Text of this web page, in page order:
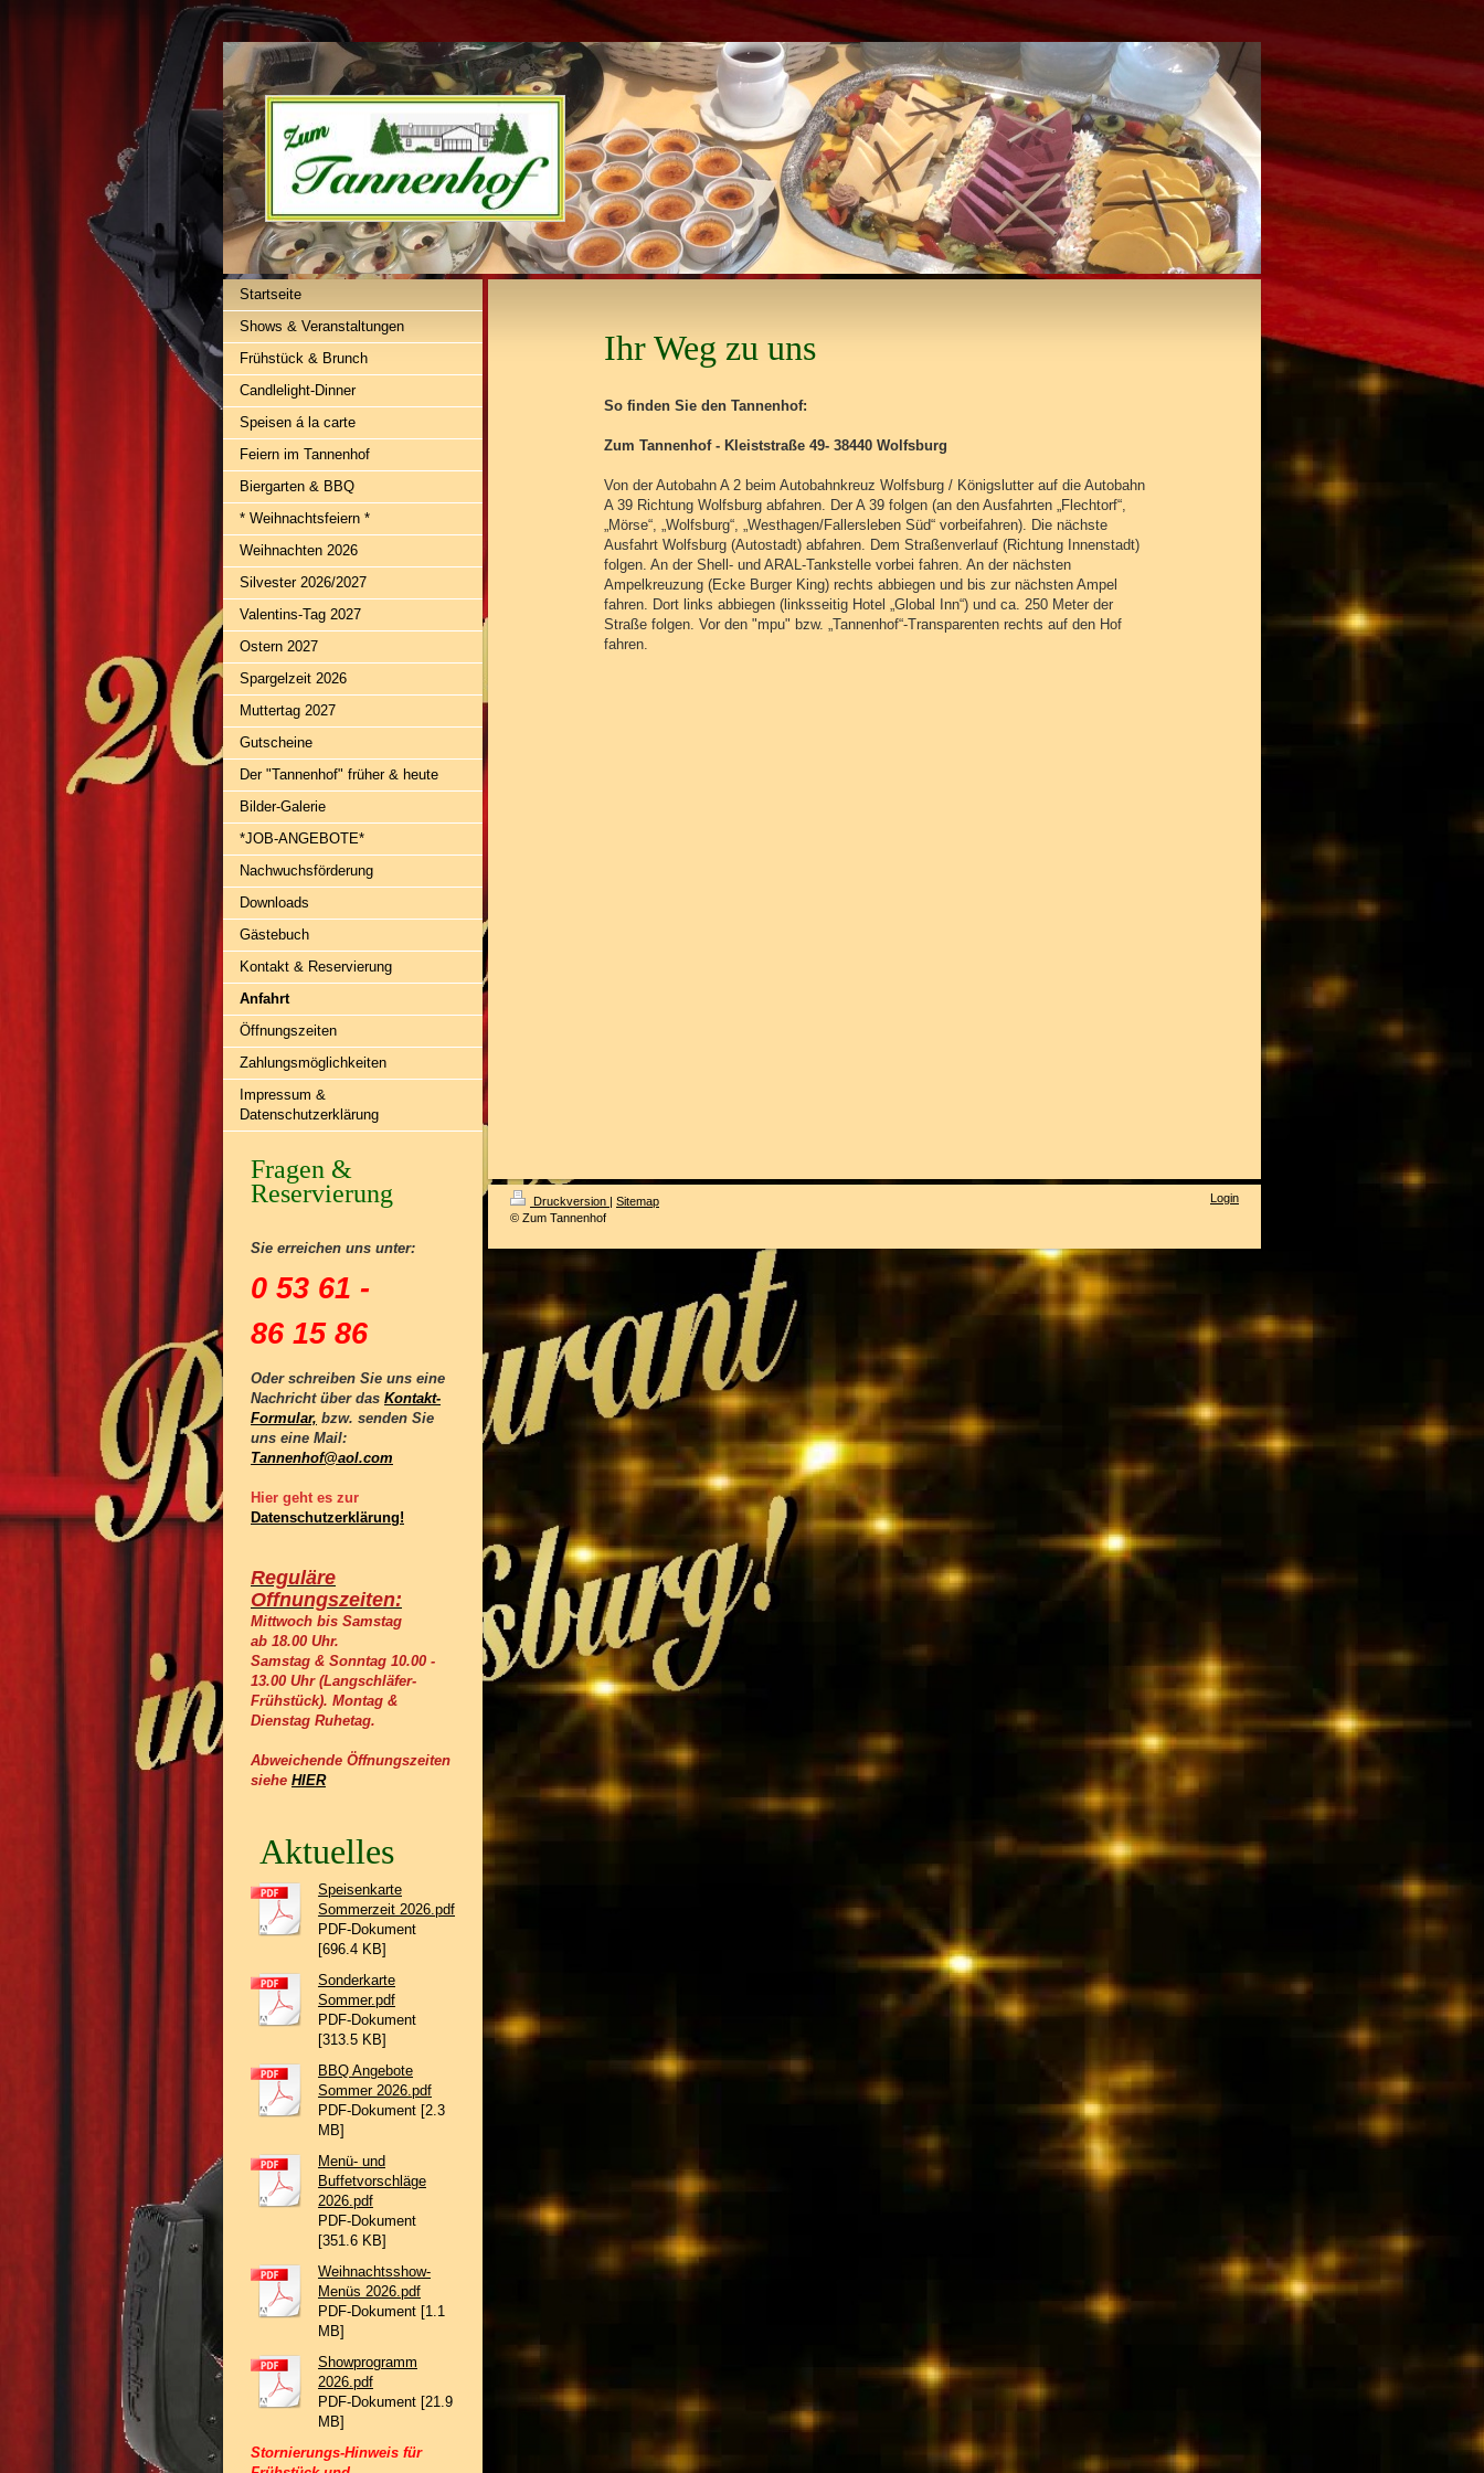
Startseite
Shows & Veranstaltungen
Frühstück & Brunch
Candlelight-Dinner
Speisen á la carte
Feiern im Tannenhof
Biergarten & BBQ
* Weihnachtsfeiern *
Weihnachten 2026
Silvester 2026/2027
Valentins-Tag 2027
Ostern 2027
Spargelzeit 2026
Muttertag 2027
Gutscheine
Der "Tannenhof" früher & heute
Bilder-Galerie
*JOB-ANGEBOTE*
Nachwuchsförderung
Downloads
Gästebuch
Kontakt & Reservierung
Anfahrt
Öffnungszeiten
Zahlungsmöglichkeiten
Impressum &
Datenschutzerklärung
Fragen &
Reservierung
Sie erreichen uns unter:
0 53 61 -
86 15 86
Oder schreiben Sie uns eine
Nachricht über das Kontakt-
Formular, bzw. senden Sie
uns eine Mail:
Tannenhof@aol.com
Hier geht es zur
Datenschutzerklärung!
Reguläre
Offnungszeiten:
Mittwoch bis Samstag
ab 18.00 Uhr.
Samstag & Sonntag 10.00 -
13.00 Uhr (Langschläfer-
Frühstück). Montag &
Dienstag Ruhetag.
Abweichende Öffnungszeiten
siehe HIER
Aktuelles
Speisenkarte
Sommerzeit 2026.pdf
PDF-Dokument
[696.4 KB]
Sonderkarte
Sommer.pdf
PDF-Dokument
[313.5 KB]
BBQ Angebote
Sommer 2026.pdf
PDF-Dokument [2.3
MB]
Menü- und
Buffetvorschläge
2026.pdf
PDF-Dokument
[351.6 KB]
Weihnachtsshow-
Menüs 2026.pdf
PDF-Dokument [1.1
MB]
Showprogramm
2026.pdf
PDF-Dokument [21.9
MB]
Stornierungs-Hinweis für
Ihr Weg zu uns
So finden Sie den Tannenhof:
Zum Tannenhof - Kleiststraße 49- 38440 Wolfsburg
Von der Autobahn A 2 beim Autobahnkreuz Wolfsburg / Königslutter auf die Autobahn
A 39 Richtung Wolfsburg abfahren. Der A 39 folgen (an den Ausfahrten „Flechtorf“,
„Mörse“, „Wolfsburg“, „Westhagen/Fallersleben Süd“ vorbeifahren). Die nächste
Ausfahrt Wolfsburg (Autostadt) abfahren. Dem Straßenverlauf (Richtung Innenstadt)
folgen. An der Shell- und ARAL-Tankstelle vorbei fahren. An der nächsten
Ampelkreuzung (Ecke Burger King) rechts abbiegen und bis zur nächsten Ampel
fahren. Dort links abbiegen (linksseitig Hotel „Global Inn“) und ca. 250 Meter der
Straße folgen. Vor den "mpu" bzw. „Tannenhof“-Transparenten rechts auf den Hof
fahren.
Druckversion | Sitemap
© Zum Tannenhof
Login